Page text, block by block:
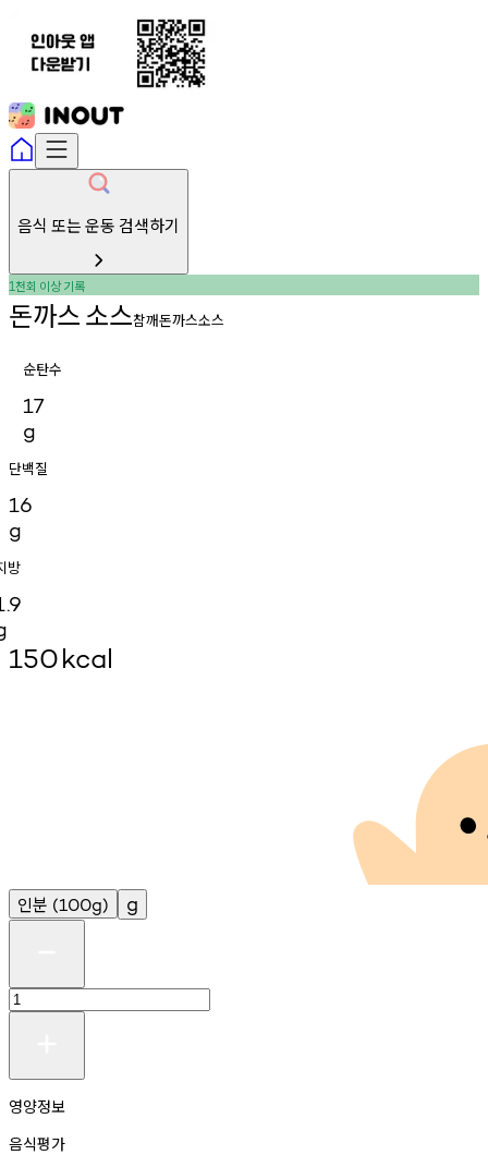
음식 또는 운동 검색하기
1천회 이상기록
돈까스소스참깨돈까스소스
순탄수
17
g
단백질
16
g
방
150kcal
인분 (100g) g
영양정보
음식평가